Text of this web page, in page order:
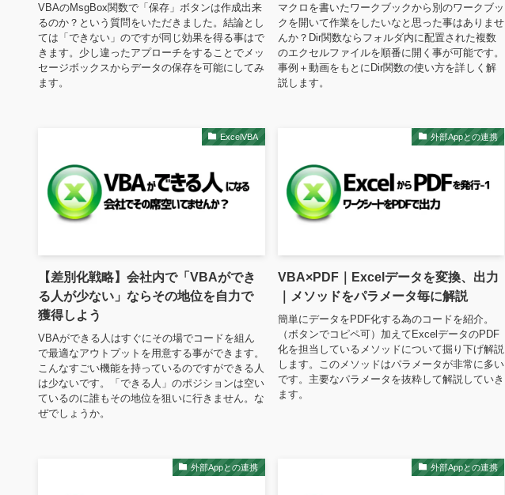
VBAのMsgBox関数で「保存」ボタンは作成出来
るのか？という質問をいただきました。結論とし
ては「できない」のですが同じ効果を得る事はで
きます。少し違ったアプローチをすることでメッ
セージボックスからデータの保存を可能にしてみ
ます。
マクロを書いたワークブックから別のワークブッ
クを開いて作業をしたいなと思った事はありませ
んか？Dir関数ならフォルダ内に配置された複数
のエクセルファイルを順番に開く事が可能です。
事例＋動画をもとにDir関数の使い方を詳しく解
説します。
ExcelVBA
【差別化戦略】会社内で「VBAができ
る人が少ない」ならその地位を自力で
獲得しよう
VBAができる人はすぐにその場でコードを組ん
で最適なアウトプットを用意する事ができます。
こんなすごい機能を持っているのですができる人
は少ないです。「できる人」のポジションは空い
ているのに誰もその地位を狙いに行きません。な
ぜでしょうか。
外部Appとの連携
VBA×PDF｜Excelデータを変換、出力
｜メソッドをパラメータ毎に解説
簡単にデータをPDF化する為のコードを紹介。
（ボタンでコピペ可）加えてExcelデータのPDF
化を担当しているメソッドについて掘り下げ解説
します。このメソッドはパラメータが非常に多い
です。主要なパラメータを抜粋して解説していき
ます。
外部Appとの連携 外部Appとの連携